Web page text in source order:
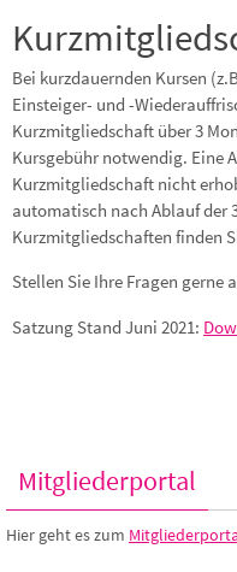
Bei kurzdauernden Kursen
Einsteiger- und -
Kurzmitgliedschaft über 3
Kursgebühr notwendig. Eine
Kurzmitgliedschaft nicht
automatisch nach Ablauf der
Kurzmitgliedschaften finden
Stellen Sie Ihre Fragen
Satzung Stand Juni 2021:
Mitgliederportal
Hier geht es zum